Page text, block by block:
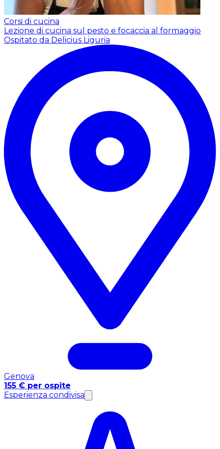
Corsi di cucina
Lezione di cucina sul pesto e focaccia al formaggio
Ospitato da Delicius Liguria
Genova
155 € per ospite
Esperienza condivisa